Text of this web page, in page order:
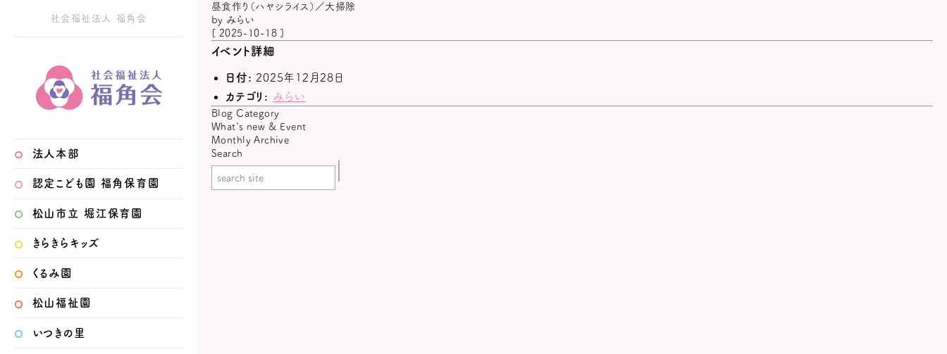
社会福祉法人 福角会
法人本部
認定こども園 福角保育園
松山市立 堀江保育園
きらきらキッズ
くるみ園
松山福祉園
いつきの里
昼食作り（ハヤシライス）／大掃除
by みらい
[ 2025-10-18 ]
イベント詳細
日付: 2025年12月28日
カテゴリ: みらい
Blog Category
What's new & Event
Monthly Archive
Search